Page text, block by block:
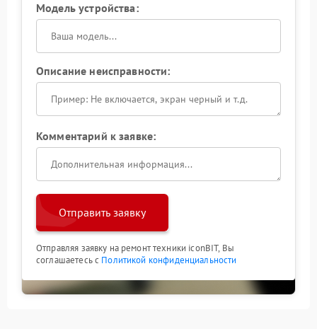
Модель устройства:
Описание неисправности:
Комментарий к заявке:
Отправить заявку
Отправляя заявку на ремонт техники iconBIT, Вы
соглашаетесь с Политикой конфиденциальности